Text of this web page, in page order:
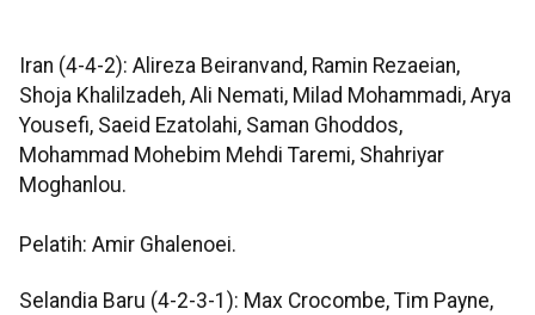
Iran (4-4-2): Alireza Beiranvand, Ramin Rezaeian,
Shoja Khalilzadeh, Ali Nemati, Milad Mohammadi, Arya
Yousefi, Saeid Ezatolahi, Saman Ghoddos,
Mohammad Mohebim Mehdi Taremi, Shahriyar
Moghanlou.
Pelatih: Amir Ghalenoei.
Selandia Baru (4-2-3-1): Max Crocombe, Tim Payne,